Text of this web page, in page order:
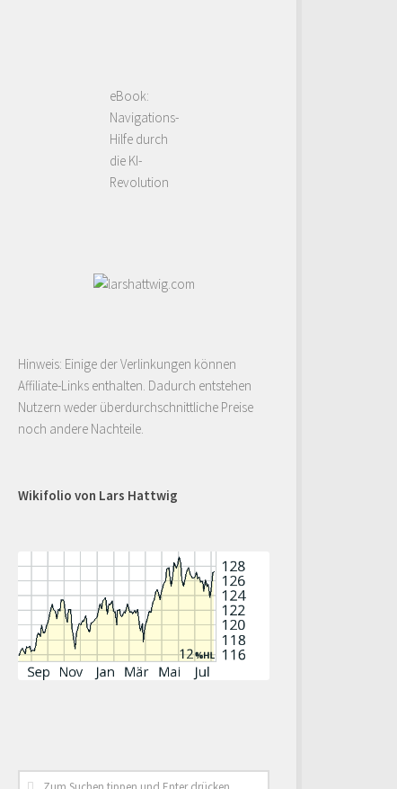
eBook:
Navigations-
Hilfe durch
die KI-
Revolution
Hinweis: Einige der Verlinkungen können
Affiliate-Links enthalten. Dadurch entstehen
Nutzern weder überdurchschnittliche Preise
noch andere Nachteile.
Wikifolio von Lars Hattwig